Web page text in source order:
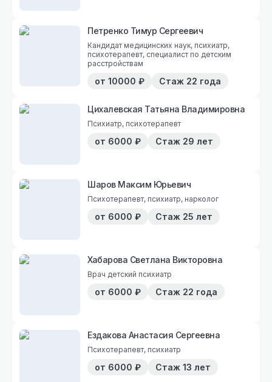
Петренко Тимур Сергеевич
Кандидат медицинских наук, психиатр,
психотерапевт, специалист по детским
расстройствам
от 10000 ₽ Стаж 22 года
Цихалевская Татьяна Владимировна
Психиатр, психотерапевт
от 6000 ₽ Стаж 29 лет
Шаров Максим Юрьевич
Психотерапевт, психиатр, нарколог
от 6000 ₽ Стаж 25 лет
Хабарова Светлана Викторовна
Врач детский психиатр
от 6000 ₽ Стаж 22 года
Ездакова Анастасия Сергеевна
Психотерапевт, психиатр
от 6000 ₽ Стаж 13 лет